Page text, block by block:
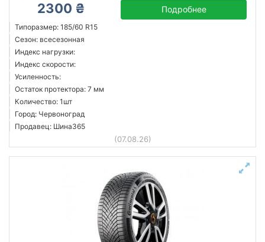
2300 ₴ Подробнее
Типоразмер: 185/60 R15
Сезон: всесезонная
Индекс нагрузки:
Индекс скорости:
Усиленность:
Остаток протектора: 7 мм
Количество: 1шт
Город: Червоноград
Продавец: Шина365
(07.08.26)